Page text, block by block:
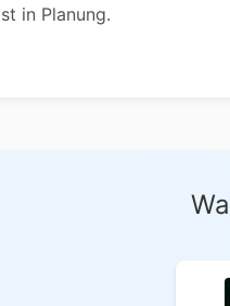
in Planung.